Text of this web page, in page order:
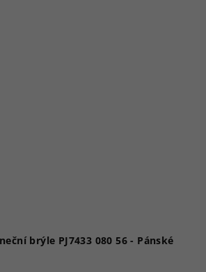
Pepe Jeans sluneční brýle PJ7433 080 56 - Pánské